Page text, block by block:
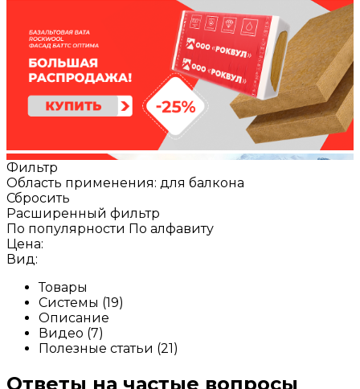
Фильтр
Область применения: для балкона
Сбросить
Расширенный фильтр
По популярности По алфавиту
Цена:
Вид:
Товары
Системы (19)
Описание
Видео (7)
Полезные статьи (21)
Ответы на частые вопросы